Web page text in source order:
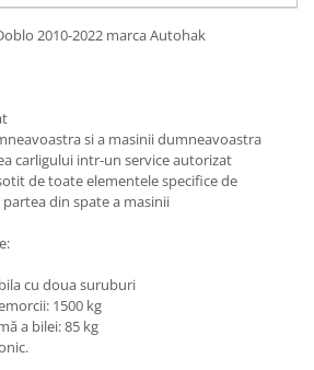
2010-2022 marca Autohak
si a masinii dumneavoastra
carligului intr-un service autorizat
de toate elementele specifice de
din spate a masinii
cu doua suruburi
1500 kg
a bilei: 85 kg